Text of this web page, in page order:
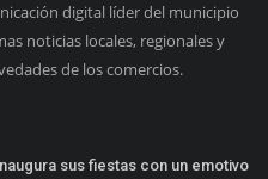
digital líder del municipio
noticias locales, regionales y
de los comercios.
sus fiestas con un emotivo